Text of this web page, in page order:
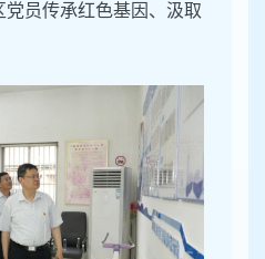
员传承红色基因、汲取